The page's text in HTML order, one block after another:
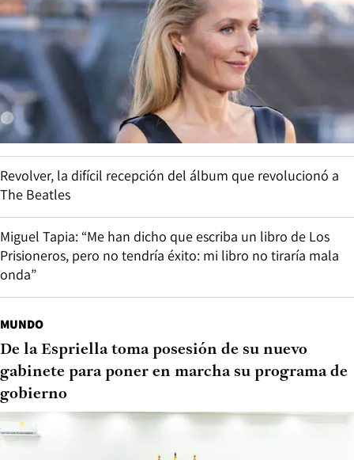
Revolver, la difícil recepción del álbum que revolucionó a
The Beatles
Miguel Tapia: “Me han dicho que escriba un libro de Los
Prisioneros, pero no tendría éxito: mi libro no tiraría mala
onda”
MUNDO
De la Espriella toma posesión de su nuevo
gabinete para poner en marcha su programa de
gobierno